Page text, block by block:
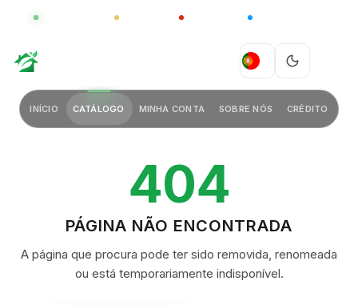
CHINA
PT
INÍCIO CATÁLOGO MINHA CONTA SOBRE NÓS CRÉDITO
404
PÁGINA NÃO ENCONTRADA
A página que procura pode ter sido removida, renomeada
ou está temporariamente indisponível.